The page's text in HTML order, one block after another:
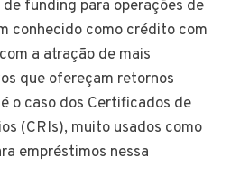
funding para operações de
conhecido como crédito com
a atração de mais
que ofereçam retornos
o caso dos Certificados de
(CRIs), muito usados como
empréstimos nessa